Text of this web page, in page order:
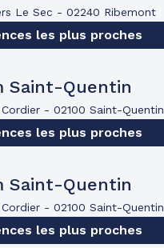
Le Sec - 02240 Ribemont
les plus proches
Saint-Quentin
- 02100 Saint-Quentin
les plus proches
Saint-Quentin
- 02100 Saint-Quentin
les plus proches